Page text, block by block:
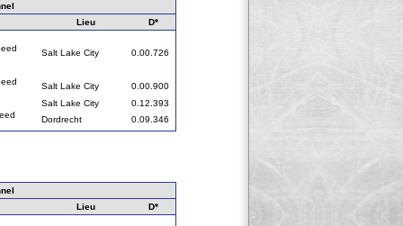
Lieu
D*
Salt Lake City 0.00.726
Salt Lake City
0.00.900
Salt Lake City
0.12.393
Dordrecht 0.09.346
Lieu
D*